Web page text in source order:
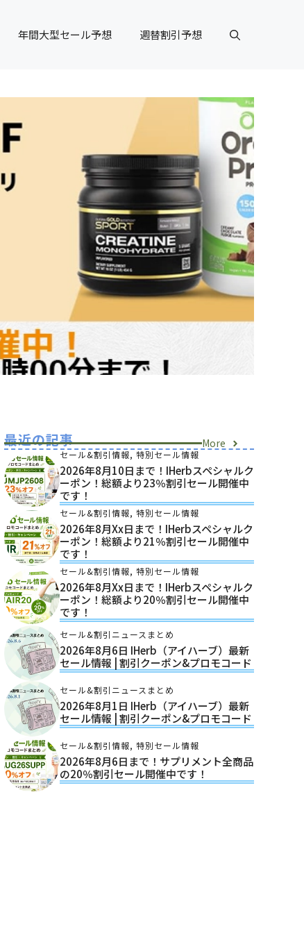
年間大型セール予想 週替割引予想
最近の記事 More
セール&割引情報, 特別セール情報
2026年8月10日まで！iHerbスペシャルク
ーポン！総額より23％割引セール開催中
です！
セール&割引情報, 特別セール情報
2026年8月xx日まで！iHerbスペシャルク
ーポン！総額より21％割引セール開催中
です！
セール&割引情報, 特別セール情報
2026年8月xx日まで！iHerbスペシャルク
ーポン！総額より20％割引セール開催中
です！
セール&割引ニュースまとめ
2026年8月6日 IHerb（アイハーブ）最新
セール情報 | 割引クーポン&プロモコード
セール&割引ニュースまとめ
2026年8月1日 IHerb（アイハーブ）最新
セール情報 | 割引クーポン&プロモコード
セール&割引情報, 特別セール情報
2026年8月6日まで！サプリメント全商品
の20％割引セール開催中です！